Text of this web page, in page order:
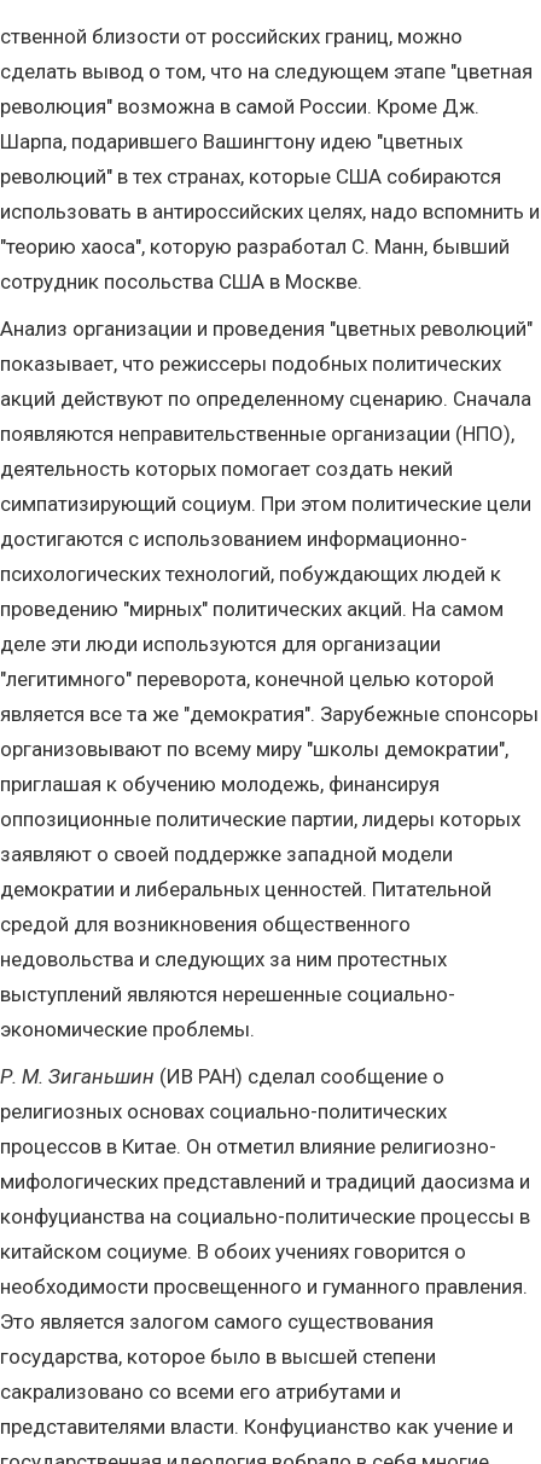
ственной близости от российских границ, можно
сделать вывод о том, что на следующем этапе "цветная
революция" возможна в самой России. Кроме Дж.
Шарпа, подарившего Вашингтону идею "цветных
революций" в тех странах, которые США собираются
использовать в антироссийских целях, надо вспомнить и
"теорию хаоса", которую разработал С. Манн, бывший
сотрудник посольства США в Москве.
Анализ организации и проведения "цветных революций"
показывает, что режиссеры подобных политических
акций действуют по определенному сценарию. Сначала
появляются неправительственные организации (НПО),
деятельность которых помогает создать некий
симпатизирующий социум. При этом политические цели
достигаются с использованием информационно-
психологических технологий, побуждающих людей к
проведению "мирных" политических акций. На самом
деле эти люди используются для организации
"легитимного" переворота, конечной целью которой
является все та же "демократия". Зарубежные спонсоры
организовывают по всему миру "школы демократии",
приглашая к обучению молодежь, финансируя
оппозиционные политические партии, лидеры которых
заявляют о своей поддержке западной модели
демократии и либеральных ценностей. Питательной
средой для возникновения общественного
недовольства и следующих за ним протестных
выступлений являются нерешенные социально-
экономические проблемы.
Р. М. Зиганьшин (ИВ РАН) сделал сообщение о
религиозных основах социально-политических
процессов в Китае. Он отметил влияние религиозно-
мифологических представлений и традиций даосизма и
конфуцианства на социально-политические процессы в
китайском социуме. В обоих учениях говорится о
необходимости просвещенного и гуманного правления.
Это является залогом самого существования
государства, которое было в высшей степени
сакрализовано со всеми его атрибутами и
представителями власти. Конфуцианство как учение и